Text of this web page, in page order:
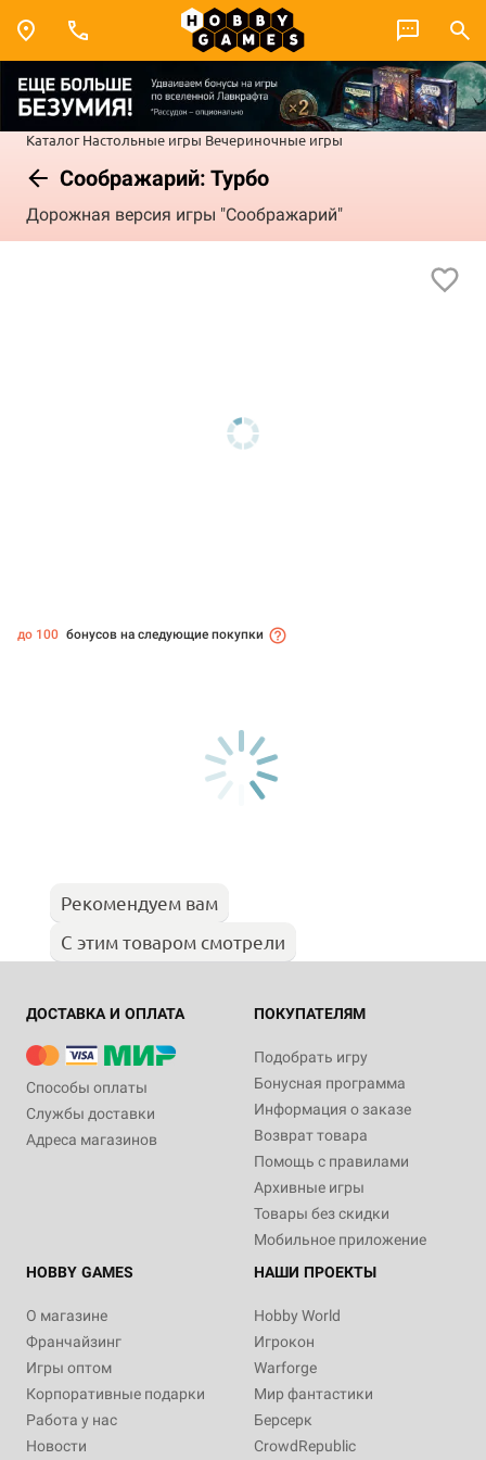
Каталог Настольные игры Вечериночные игры
Соображарий: Турбо
Дорожная версия игры "Соображарий"
до 100 бонусов на следующие покупки
Рекомендуем вам
С этим товаром смотрели
ДОСТАВКА И ОПЛАТА
Способы оплаты
Службы доставки
Адреса магазинов
ПОКУПАТЕЛЯМ
Подобрать игру
Бонусная программа
Информация о заказе
Возврат товара
Помощь с правилами
Архивные игры
Товары без скидки
Мобильное приложение
HOBBY GAMES
О магазине
Франчайзинг
Игры оптом
Корпоративные подарки
Работа у нас
Новости
НАШИ ПРОЕКТЫ
Hobby World
Игрокон
Warforge
Мир фантастики
Берсерк
CrowdRepublic